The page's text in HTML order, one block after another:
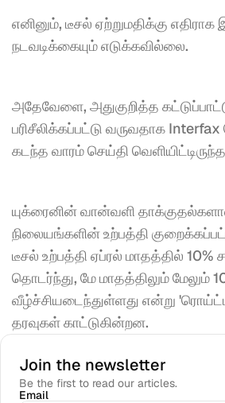
எனினும், டீசல் ஏற்றுமதிக்கு
நடவடிக்கையும் எடுக்கவில்லை.
அதேவேளை, அதுகுறித்த
பரிசீலிக்கப்பட்டு வருவதாக
கடந்த வாரம் செய்தி
யுக்ரைனின் வான்வளி தாக்குதல்களால்
நிலையங்களின் உற்பத்தி
டீசல் உற்பத்தி ஏப்ரல் மாதத்தில்
தொடர்ந்து, மே மாதத்திலும் மேலும்
வீழ்ச்சியடைந்துள்ளது என்று
தரவுகள் காட்டுகின்றன.
Join the newsletter
Be the first to read our articles.
Email